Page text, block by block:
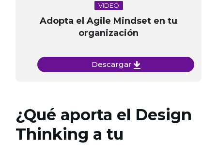
VIDEO
Adopta el Agile Mindset en tu
organización
Descargar
¿Qué aporta el Design
Thinking a tu